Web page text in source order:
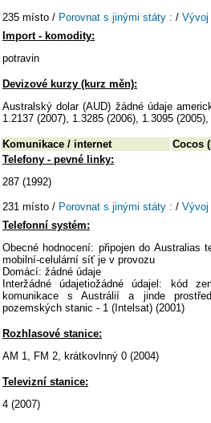
235 místo / Porovnat s jinými státy : / Vývoj
Import - komodity:
potravin
Devizové kurzy (kurz měn):
Australský dolar (AUD) žádné údaje
1.2137 (2007), 1.3285 (2006), 1.3095
Komunikace / internet
Cocos
Telefony - pevné linky:
287 (1992)
231 místo / Porovnat s jinými státy : / Vývoj
Telefonní systém:
Obecné hodnocení: připojen do Australias
mobilní-celulární síť je v provozu
Domácí: žádné údaje
Interžádné údajetiožádné údajel: kód
komunikace s Austrálií a jinde
pozemských stanic - 1 (Intelsat) (2001)
Rozhlasové stanice:
AM 1, FM 2, krátkovlnný 0 (2004)
Televizní stanice:
4 (2007)